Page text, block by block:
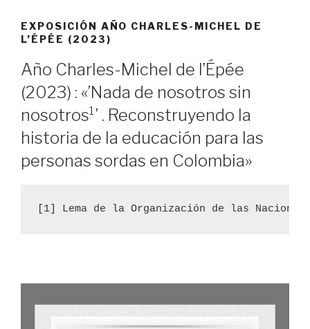
EXPOSICIÓN AÑO CHARLES-MICHEL DE
L’ÉPÉE (2023)
Año Charles-Michel de l’Épée
(2023) : «’Nada de nosotros sin
nosotros¹’ . Reconstruyendo la
historia de la educación para las
personas sordas en Colombia»
[1] Lema de la Organización de las